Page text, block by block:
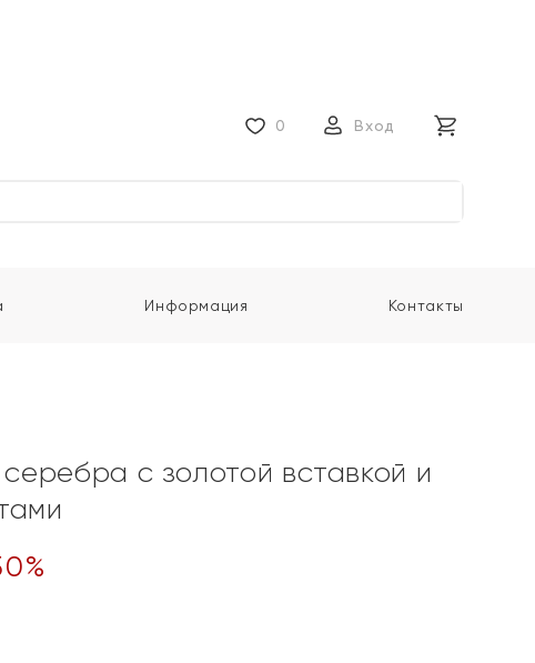
0 Вход
Информация Контакты
с золотой вставкой и
%